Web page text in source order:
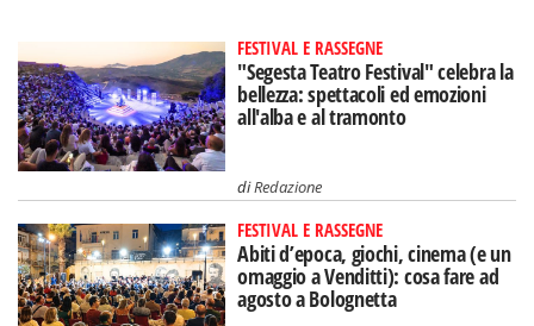
FESTIVAL E RASSEGNE
"Segesta Teatro Festival" celebra la
bellezza: spettacoli ed emozioni
all'alba e al tramonto
diRedazione
FESTIVAL E RASSEGNE
Abiti d’epoca, giochi, cinema (e un
omaggio a Venditti): cosa fare ad
agosto a Bolognetta